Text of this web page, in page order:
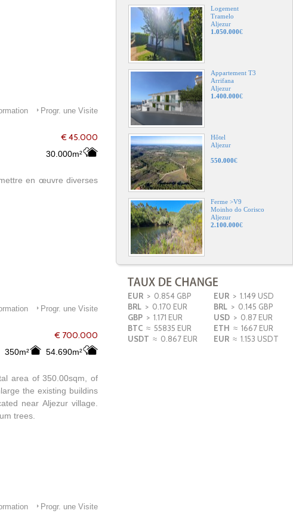
Logement
Tramelo
Aljezur
1.050.000€
Appartement T3
Arrifana
Aljezur
1.400.000€
Hôtel
Aljezur
550.000€
Ferme >V9
Moinho do Corisco
Aljezur
2.100.000€
EUR > 0.854 GBP
BRL > 0.170 EUR
GBP > 1.171 EUR
BTC ≈ 55835 EUR
USDT ≈ 0.867 EUR
EUR> 1.149 USD
BRL> 0.145 GBP
USD> 0.87 EUR
ETH ≈ 1667 EUR
EUR≈ 1.153 USDT
Progr. une Visite
€ 45.000
30.000m²
en œuvre diverses
Progr. une Visite
€ 700.000
350m²
54.690m²
area of 350.00sqm, of
the existing buildins
near Aljezur village.
trees.
Progr. une Visite